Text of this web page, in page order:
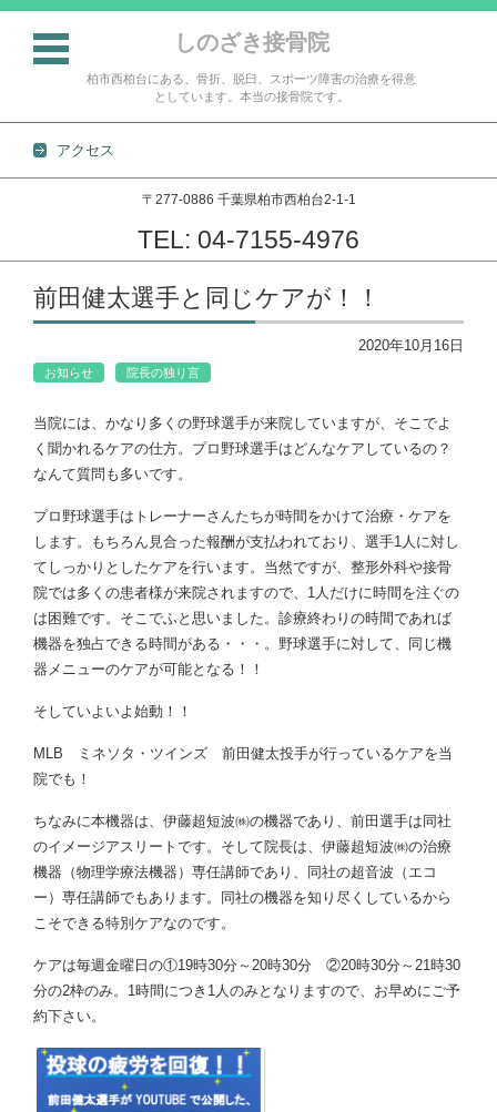
しのざき接骨院
柏市西柏台にある、骨折、脱臼、スポーツ障害の治療を得意
としています。本当の接骨院です。
アクセス
〒277-0886 千葉県柏市西柏台2-1-1
TEL: 04-7155-4976
コンテンツに移動
前田健太選手と同じケアが！！
2020年10月16日
お知らせ 院長の独り言
当院には、かなり多くの野球選手が来院していますが、そこでよ
く聞かれるケアの仕方。プロ野球選手はどんなケアしているの？
なんて質問も多いです。
プロ野球選手はトレーナーさんたちが時間をかけて治療・ケアを
します。もちろん見合った報酬が支払われており、選手1人に対し
てしっかりとしたケアを行います。当然ですが、整形外科や接骨
院では多くの患者様が来院されますので、1人だけに時間を注ぐの
は困難です。そこでふと思いました。診療終わりの時間であれば
機器を独占できる時間がある・・・。野球選手に対して、同じ機
器メニューのケアが可能となる！！
そしていよいよ始動！！
MLB ミネソタ・ツインズ 前田健太投手が行っているケアを当
院でも！
ちなみに本機器は、伊藤超短波㈱の機器であり、前田選手は同社
のイメージアスリートです。そして院長は、伊藤超短波㈱の治療
機器（物理学療法機器）専任講師であり、同社の超音波（エコ
ー）専任講師でもあります。同社の機器を知り尽くしているから
こそできる特別ケアなのです。
ケアは毎週金曜日の①19時30分～20時30分 ②20時30分～21時30
分の2枠のみ。1時間につき1人のみとなりますので、お早めにご予
約下さい。